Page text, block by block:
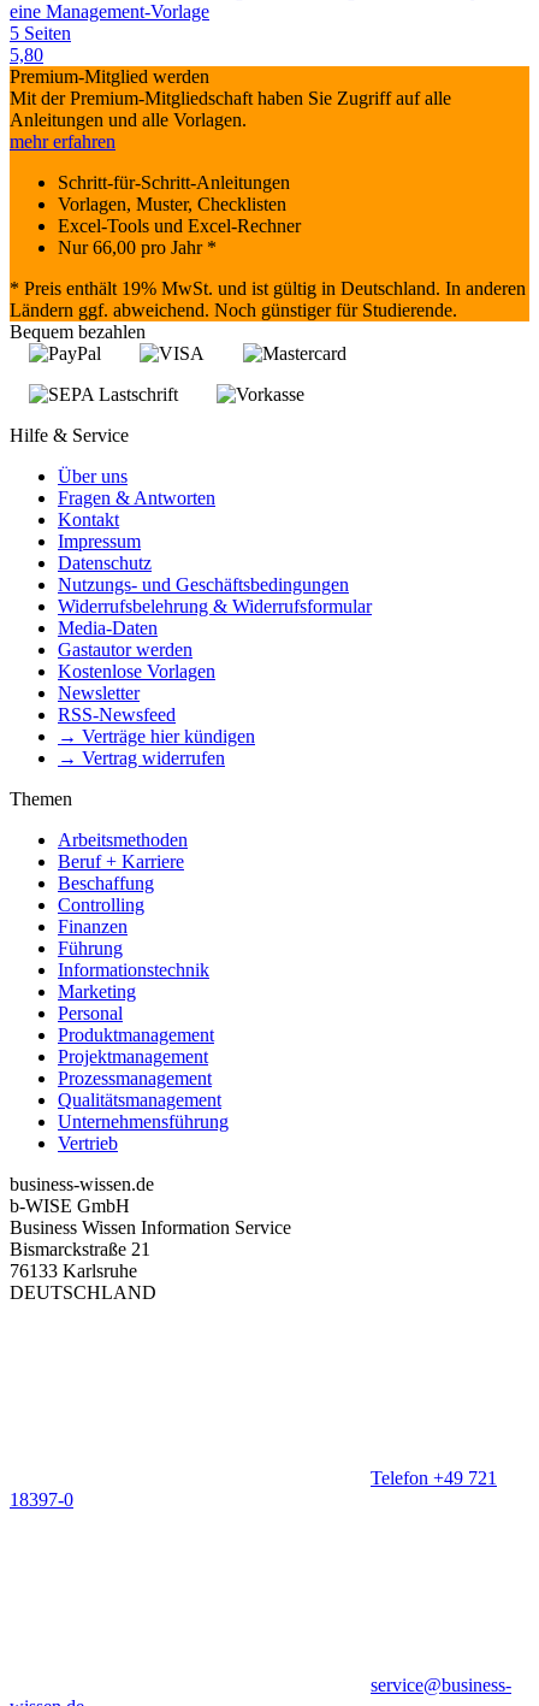
eine Management-Vorlage
5 Seiten
5,80
Premium-Mitglied werden
Mit der Premium-Mitgliedschaft haben Sie Zugriff auf alle
Anleitungen und alle Vorlagen.
mehr erfahren
Schritt-für-Schritt-Anleitungen
Vorlagen, Muster, Checklisten
Excel-Tools und Excel-Rechner
Nur66,00 pro Jahr *
* Preis enthält 19% MwSt. und ist gültig in Deutschland. In anderen
Ländern ggf. abweichend. Noch günstiger für Studierende.
Bequem bezahlen
Hilfe & Service
Über uns
Fragen & Antworten
Kontakt
Impressum
Datenschutz
Nutzungs- und Geschäftsbedingungen
Widerrufsbelehrung & Widerrufsformular
Media-Daten
Gastautor werden
Kostenlose Vorlagen
Newsletter
RSS-Newsfeed
→ Verträge hier kündigen
→ Vertrag widerrufen
Themen
Arbeitsmethoden
Beruf + Karriere
Beschaffung
Controlling
Finanzen
Führung
Informationstechnik
Marketing
Personal
Produktmanagement
Projektmanagement
Prozessmanagement
Qualitätsmanagement
Unternehmensführung
Vertrieb
business-wissen.de
b-WISE GmbH
Business Wissen Information Service
Bismarckstraße 21
76133 Karlsruhe
DEUTSCHLAND
Telefon +49 721
18397-0
service@business-